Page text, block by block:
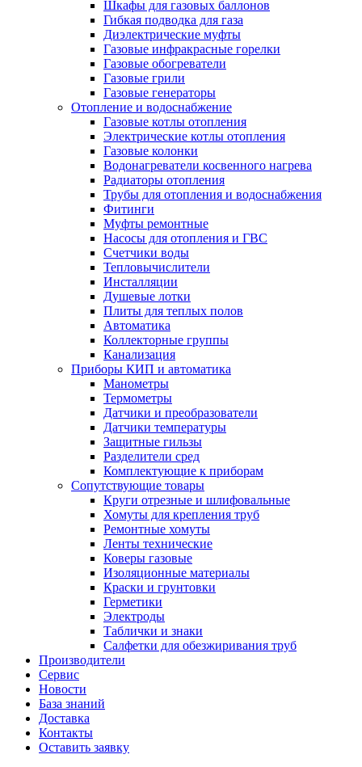
Шкафы для газовых баллонов
Гибкая подводка для газа
Диэлектрические муфты
Газовые инфракрасные горелки
Газовые обогреватели
Газовые грили
Газовые генераторы
Отопление и водоснабжение
Газовые котлы отопления
Электрические котлы отопления
Газовые колонки
Водонагреватели косвенного нагрева
Радиаторы отопления
Трубы для отопления и водоснабжения
Фитинги
Муфты ремонтные
Насосы для отопления и ГВС
Счетчики воды
Тепловычислители
Инсталляции
Душевые лотки
Плиты для теплых полов
Автоматика
Коллекторные группы
Канализация
Приборы КИП и автоматика
Манометры
Термометры
Датчики и преобразователи
Датчики температуры
Защитные гильзы
Разделители сред
Комплектующие к приборам
Сопутствующие товары
Круги отрезные и шлифовальные
Хомуты для крепления труб
Ремонтные хомуты
Ленты технические
Коверы газовые
Изоляционные материалы
Краски и грунтовки
Герметики
Электроды
Таблички и знаки
Салфетки для обезжиривания труб
Производители
Сервис
Новости
База знаний
Доставка
Контакты
Оставить заявку